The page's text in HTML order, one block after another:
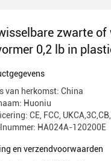
zwarte
0,2 lb in
van herkomst: China
Huoniu
CE, FCC,
HA024A-120200E
en verzendvoorwaarden